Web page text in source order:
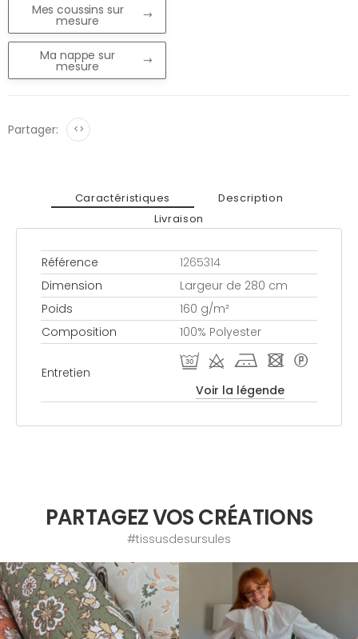
Mes coussins sur
mesure
Ma nappe sur
mesure
Partager: <>
Caractéristiques
Description
Livraison
Référence
1265314
Dimension
Largeur de 280 cm
Poids
160 g/m²
Composition
100% Polyester
Entretien
R d j - *
Voir la légende
PARTAGEZ VOS CRÉATIONS
#tissusdesursules